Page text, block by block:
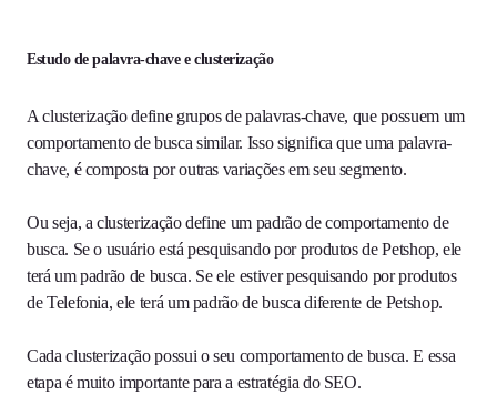
Estudo de palavra-chave e clusterização
A clusterização define grupos de palavras-chave, que possuem um
comportamento de busca similar. Isso significa que uma palavra-
chave, é composta por outras variações em seu segmento.
Ou seja, a clusterização define um padrão de comportamento de
busca. Se o usuário está pesquisando por produtos de Petshop, ele
terá um padrão de busca. Se ele estiver pesquisando por produtos
de Telefonia, ele terá um padrão de busca diferente de Petshop.
Cada clusterização possui o seu comportamento de busca. E essa
etapa é muito importante para a estratégia do SEO.